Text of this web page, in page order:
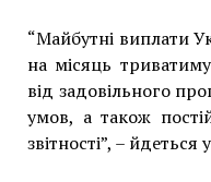
“Майбутні виплати
на місяць
від задовільного
умов, а також
звітності”, – йдеться